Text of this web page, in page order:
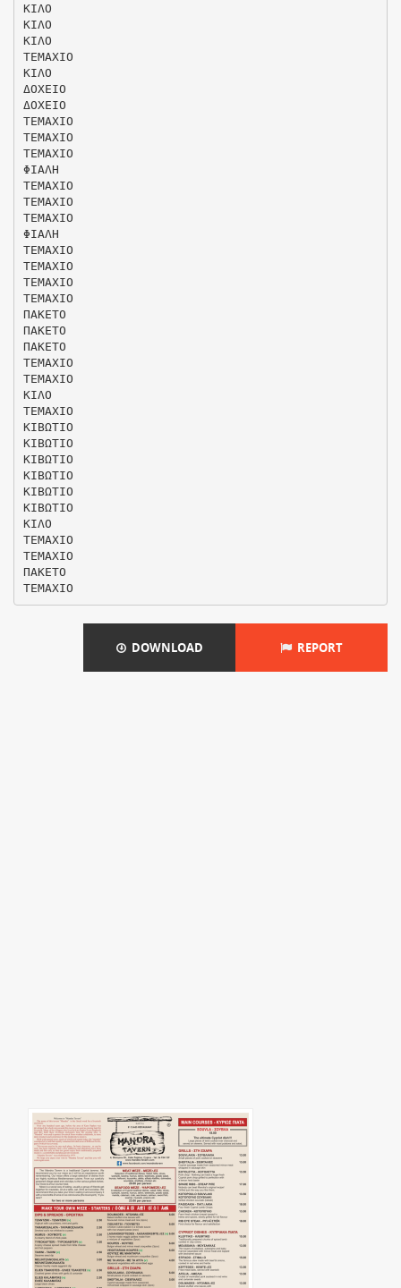
ΚΙΛΟ
ΚΙΛΟ
ΚΙΛΟ
ΤΕΜΑΧΙΟ
ΚΙΛΟ
ΔΟΧΕΙΟ
ΔΟΧΕΙΟ
ΤΕΜΑΧΙΟ
ΤΕΜΑΧΙΟ
ΤΕΜΑΧΙΟ
ΦΙΑΛΗ
ΤΕΜΑΧΙΟ
ΤΕΜΑΧΙΟ
ΤΕΜΑΧΙΟ
ΦΙΑΛΗ
ΤΕΜΑΧΙΟ
ΤΕΜΑΧΙΟ
ΤΕΜΑΧΙΟ
ΤΕΜΑΧΙΟ
ΠΑΚΕΤΟ
ΠΑΚΕΤΟ
ΠΑΚΕΤΟ
ΤΕΜΑΧΙΟ
ΤΕΜΑΧΙΟ
ΚΙΛΟ
ΤΕΜΑΧΙΟ
ΚΙΒΩΤΙΟ
ΚΙΒΩΤΙΟ
ΚΙΒΩΤΙΟ
ΚΙΒΩΤΙΟ
ΚΙΒΩΤΙΟ
ΚΙΒΩΤΙΟ
ΚΙΛΟ
ΤΕΜΑΧΙΟ
ΤΕΜΑΧΙΟ
ΠΑΚΕΤΟ
DOWNLOAD REPORT